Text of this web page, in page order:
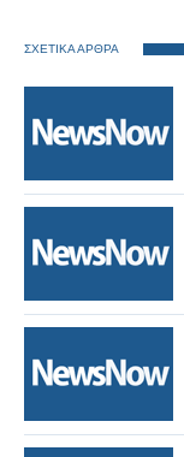
ΣΧΕΤΙΚΑ ΑΡΘΡΑ